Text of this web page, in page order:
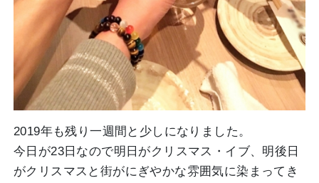
2019年も残り一週間と少しになりました。
今日が23日なので明日がクリスマス・イブ、明後日
がクリスマスと街がにぎやかな雰囲気に染まってき